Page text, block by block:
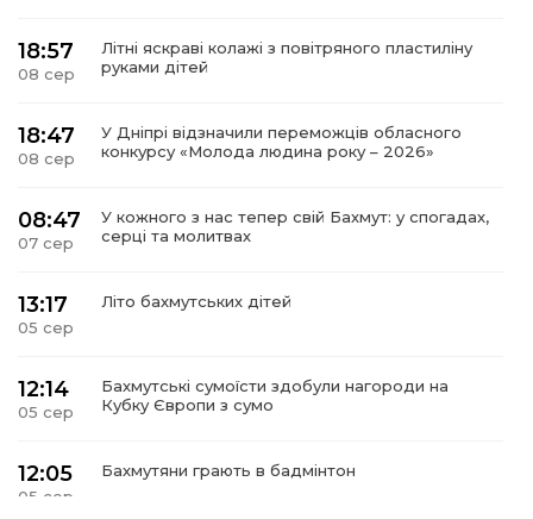
18:57
08 сер
Літні яскраві колажі з повітряного пластиліну
руками дітей
18:47
08 сер
У Дніпрі відзначили переможців обласного
конкурсу «Молода людина року – 2026»
08:47
07 сер
У кожного з нас тепер свій Бахмут: у спогадах,
серці та молитвах
13:17
05 сер
Літо бахмутських дітей
12:14
05 сер
Бахмутські сумоїсти здобули нагороди на
Кубку Європи з сумо
12:05
05 сер
Бахмутяни грають в бадмінтон